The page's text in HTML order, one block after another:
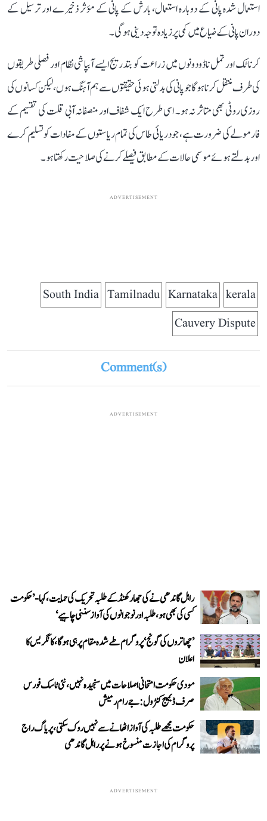
استعمال شدہ پانی کے دوبارہ استعمال، بارش کے پانی کے مؤثر ذخیرے اور ترسیل کے
دوران پانی کے ضیاع میں کمی پر زیادہ توجہ دینی ہوگی۔
کرناٹک اور تمل ناڈو دونوں میں زراعت کو بتدریج ایسے آبپاشی نظام اور فصلی طریقوں
کی طرف منتقل کرنا ہوگا جو پانی کی بدلتی ہوئی حقیقتوں سے ہم آہنگ ہوں، لیکن کسانوں کی
روزی روٹی بھی متاثر نہ ہو۔ اسی طرح ایک شفاف اور منصفانہ آبی قلت کی تقسیم کے
فارمولے کی ضرورت ہے، جو دریائی طاس کی تمام ریاستوں کے مفادات کو تسلیم کرے
اور بدلتے ہوئے موسمی حالات کے مطابق فیصلے کرنے کی صلاحیت رکھتا ہو۔
ADVERTISEMENT
kerala
Karnataka
Tamilnadu
South India
Cauvery Dispute
Comment(s)
ADVERTISEMENT
راہل گاندھی نے کی جھارکھنڈ کے طلبہ تحریک کی حمایت، کہا- ’حکومت
کسی کی بھی ہو، طلبہ اور نوجوانوں کی آواز سننی چاہیے‘
’چھاتروں کی گونج‘ پروگرام طے شدہ مقام پر ہی ہوگا، کانگریس کا
اعلان
مودی حکومت امتحانی اصلاحات میں سنجیدہ نہیں، نئی ٹاسک فورس
صرف ڈیمیج کنٹرول: جے رام رمیش
حکومت مجھے طلبہ کی آواز اٹھانے سے نہیں روک سکتی، پریاگ راج
پروگرام کی اجازت منسوخ ہونے پر راہل گاندھی
ADVERTISEMENT